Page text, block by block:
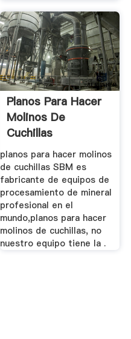
Planos Para Hacer
Molinos De
Cuchillas
planos para hacer molinos
de cuchillas SBM es
fabricante de equipos de
procesamiento de mineral
profesional en el
mundo,planos para hacer
molinos de cuchillas, no
nuestro equipo tiene la .